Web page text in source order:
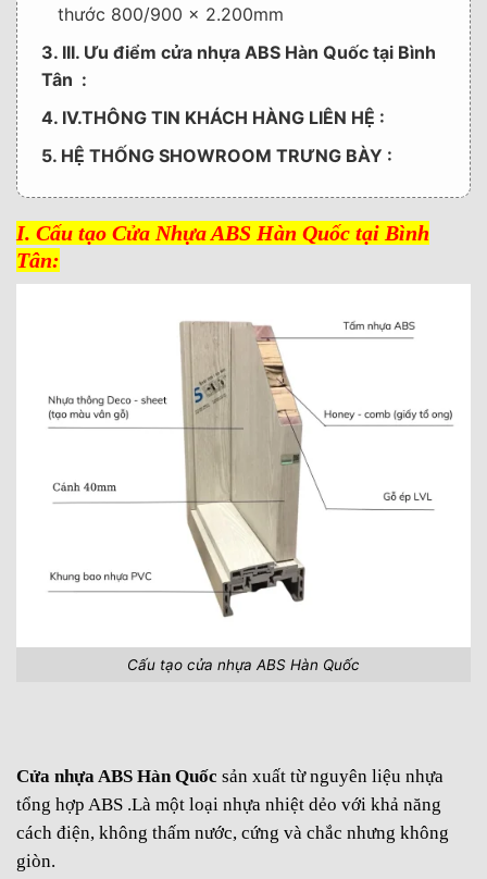
thước 800/900 x 2.200mm
3. III. Ưu điểm cửa nhựa ABS Hàn Quốc tại Bình
Tân :
4. IV.THÔNG TIN KHÁCH HÀNG LIÊN HỆ :
5. HỆ THỐNG SHOWROOM TRƯNG BÀY :
I. Cấu tạo Cửa Nhựa ABS Hàn Quốc tại Bình
Tân:
Cấu tạo cửa nhựa ABS Hàn Quốc
Cửa nhựa ABS Hàn Quốc sản xuất từ nguyên liệu nhựa
tổng hợp ABS .Là một loại nhựa nhiệt dẻo với khả năng
cách điện, không thấm nước, cứng và chắc nhưng không
giòn.